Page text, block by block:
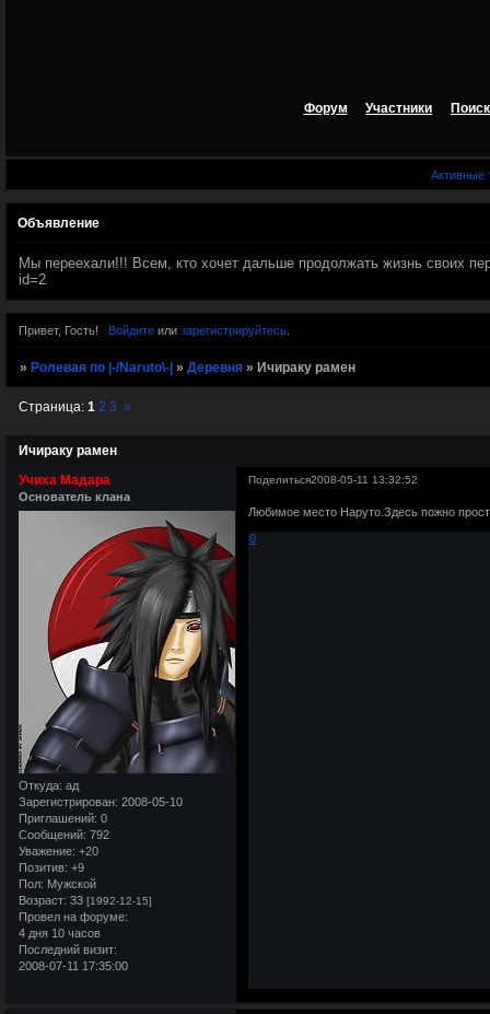
Форум Участники Поиск
Активные
Объявление
Мы переехали!!! Всем, кто хочет дальше продолжать жизнь своих
id=2
Привет, Гость! Войдитеили зарегистрируйтесь.
»Ролевая по |-/Naruto\-| »Деревня »Ичираку рамен
Ичираку рамен
Страница:1 2 3 »
Поделиться2008-05-11 13:32:52
Учиха Мадара
Основатель клана
Откуда: ад
Зарегистрирован: 2008-05-10
Приглашений: 0
Сообщений: 792
Уважение: +20
Позитив: +9
Пол: Мужской
Возраст: 33 [1992-12-15]
Провел на форуме:
4 дня 10 часов
Последний визит:
2008-07-11 17:35:00
Любимое место Наруто.Здесь пожно
0